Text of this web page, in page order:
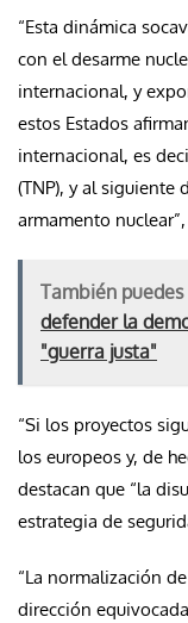
“Esta dinámica
con el desarme
internacional, y
estos Estados
internacional, es
(TNP), y al siguiente
armamento
También
defender la
"guerra justa"
“Si los proyectos
los europeos y, de
destacan que “la
estrategia de
“La normalización
dirección